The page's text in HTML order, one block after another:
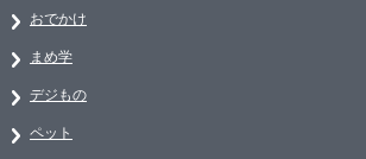
おでかけ
まめ学
デジもの
ペット